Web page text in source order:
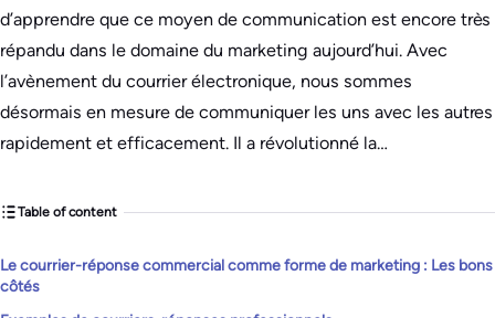
d’apprendre que ce moyen de communication est encore très
répandu dans le domaine du marketing aujourd’hui. Avec
l’avènement du courrier électronique, nous sommes
désormais en mesure de communiquer les uns avec les autres
rapidement et efficacement. Il a révolutionné la…
Table of content
Le courrier-réponse commercial comme forme de marketing : Les bons
côtés